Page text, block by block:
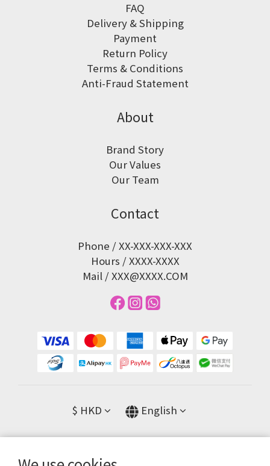
FAQ
Delivery & Shipping
Payment
Return Policy
Terms & Conditions
Anti-Fraud Statement
About
Brand Story
Our Values
Our Team
Contact
Phone / XX-XXX-XXX-XXX
Hours / XXXX-XXXX
Mail / XXX@XXXX.COM
$ HKD English